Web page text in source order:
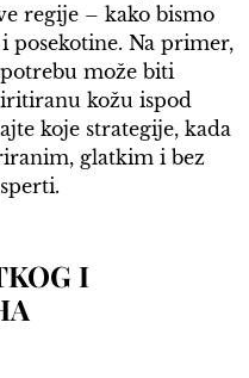
regije – kako bismo
posekotine. Na primer,
može biti
kožu ispod
koje strategije, kada
glatkim i bez
I